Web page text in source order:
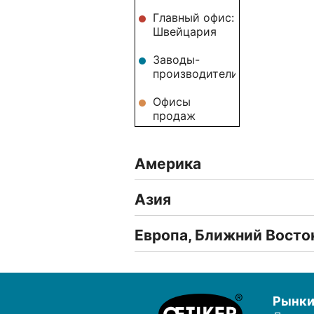
Главный офис:
Швейцария
Заводы-
производители
Офисы
продаж
Америка
Азия
Европа, Ближний
Рынки